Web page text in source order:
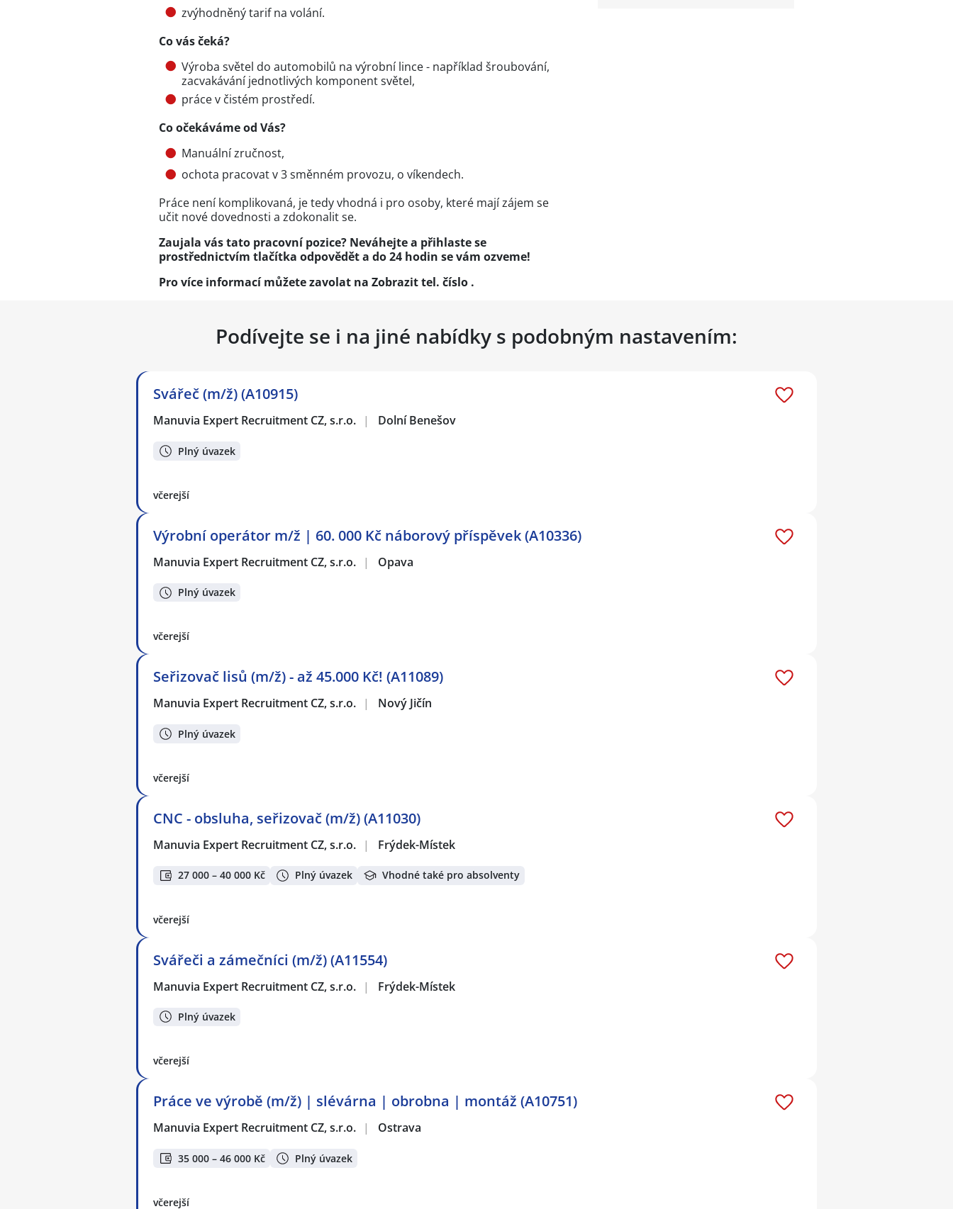
zvýhodněný tarif na volání.
Co vás čeká?
Výroba světel do automobilů na výrobní lince - například šroubování,
zacvakávání jednotlivých komponent světel,
práce v čistém prostředí.
Co očekáváme od Vás?
Manuální zručnost,
ochota pracovat v 3 směnném provozu, o víkendech.
Práce není komplikovaná, je tedy vhodná i pro osoby, které mají zájem se
učit nové dovednosti a zdokonalit se.
Zaujala vás tato pracovní pozice? Neváhejte a přihlaste se
prostřednictvím tlačítka odpovědět a do 24 hodin se vám ozveme!
Pro více informací můžete zavolat na Zobrazit tel. číslo .
Podívejte se i na jiné nabídky s podobným nastavením:
Svářeč (m/ž) (A10915)
Manuvia Expert Recruitment CZ, s.r.o. | Dolní Benešov
Plný úvazek
včerejší
Výrobní operátor m/ž | 60. 000 Kč náborový příspěvek (A10336)
Manuvia Expert Recruitment CZ, s.r.o. | Opava
Plný úvazek
včerejší
Seřizovač lisů (m/ž) - až 45.000 Kč! (A11089)
Manuvia Expert Recruitment CZ, s.r.o. | Nový Jičín
Plný úvazek
včerejší
CNC - obsluha, seřizovač (m/ž) (A11030)
Manuvia Expert Recruitment CZ, s.r.o. | Frýdek-Místek
27 000 – 40 000 Kč Plný úvazek Vhodné také pro absolventy
včerejší
Svářeči a zámečníci (m/ž) (A11554)
Manuvia Expert Recruitment CZ, s.r.o. | Frýdek-Místek
Plný úvazek
včerejší
Práce ve výrobě (m/ž) | slévárna | obrobna | montáž (A10751)
Manuvia Expert Recruitment CZ, s.r.o. | Ostrava
35 000 – 46 000 Kč Plný úvazek
včerejší